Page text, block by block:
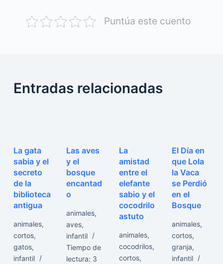
Puntúa este cuento
Entradas relacionadas
La gata
sabia y el
secreto
de la
biblioteca
antigua
animales,
cortos,
gatos,
infantil
Las aves
y el
bosque
encantad
o
animales,
aves,
infantil
Tiempo de
lectura: 3
La
amistad
entre el
elefante
sabio y el
cocodrilo
astuto
animales,
cocodrilos,
cortos,
El Día en
que Lola
la Vaca
se Perdió
en el
Bosque
animales,
cortos,
granja,
infantil